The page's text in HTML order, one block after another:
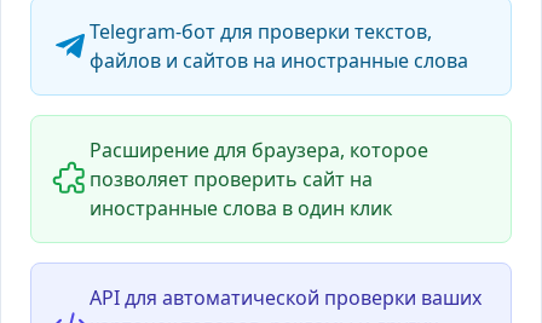
Telegram-бот для проверки текстов,
файлов и сайтов на иностранные слова
Расширение для браузера, которое
позволяет проверить сайт на
иностранные слова в один клик
API для автоматической проверки ваших